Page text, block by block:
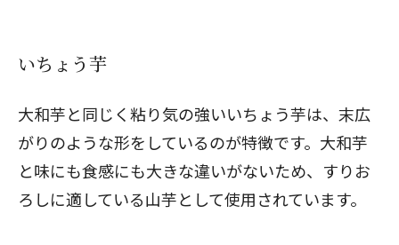
いちょう芋
大和芋と同じく粘り気の強いいちょう芋は、末広
がりのような形をしているのが特徴です。大和芋
と味にも食感にも大きな違いがないため、すりお
ろしに適している山芋として使用されています。